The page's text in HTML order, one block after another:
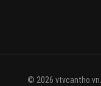
© 2026